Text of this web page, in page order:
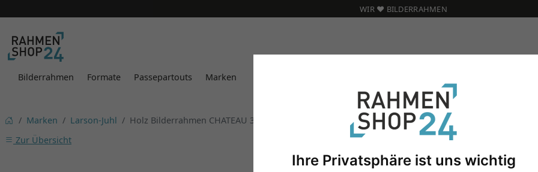
Ihre Privatsphäre ist uns wichtig
WIR ❤️ BILDERRAHMEN
Bilderrahmen Formate Passepartouts Marken
Marken Larson-Juhl
Holz Bilderrahmen CHATEAU 371 nach Maß
Zur Übersicht